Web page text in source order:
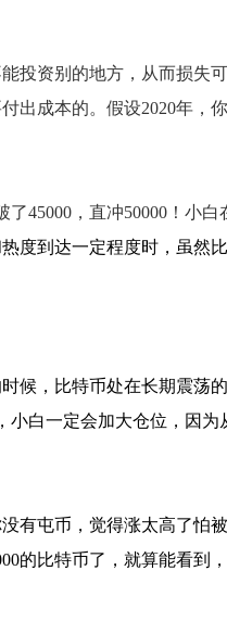
投资别的地方，从而损
出成本的。假设2020年，
45000，直冲50000！小白
度到达一定程度时，虽然
候，比特币处在长期震
小白一定会加大仓位，因
有屯币，觉得涨太高了
的比特币了，就算能看到